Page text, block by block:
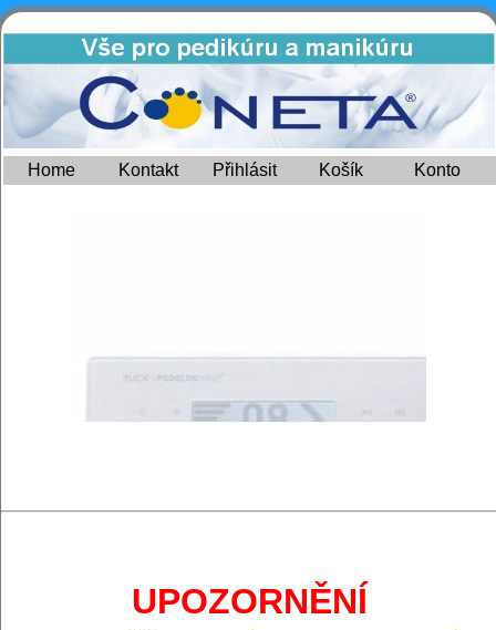
Home Kontakt Přihlásit Košík Konto
UPOZORNĚNÍ